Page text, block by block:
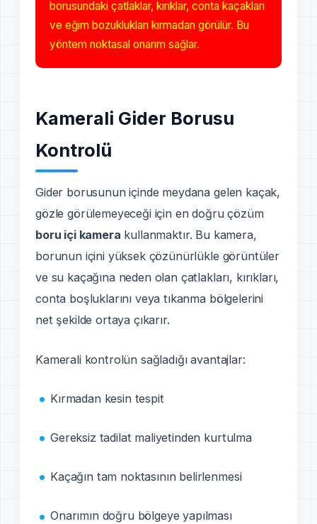
borusundaki çatlaklar, kırıklar, conta kaçakları
ve eğim bozuklukları kırmadan görülür. Bu
yöntem noktasal onarım sağlar.
Kamerali Gider Borusu
Kontrolü
Gider borusunun içinde meydana gelen kaçak,
gözle görülemeyeceği için en doğru çözüm
boru içi kamera kullanmaktır. Bu kamera,
borunun içini yüksek çözünürlükle görüntüler
ve su kaçağına neden olan çatlakları, kırıkları,
conta boşluklarını veya tıkanma bölgelerini
net şekilde ortaya çıkarır.
Kamerali kontrolün sağladığı avantajlar:
Kırmadan kesin tespit
Gereksiz tadilat maliyetinden kurtulma
Kaçağın tam noktasının belirlenmesi
Onarımın doğru bölgeye yapılması